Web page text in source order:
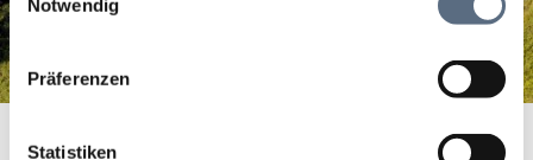
sie im Rahmen Ihrer Nutzung der Dienste gesammelt
Notwendig
Präferenzen
Statistiken